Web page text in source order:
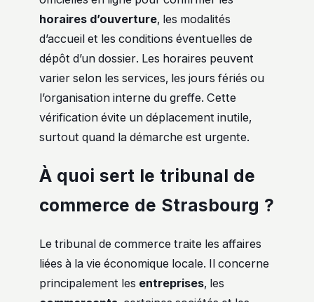
horaires d’ouverture, les modalités
d’accueil et les conditions éventuelles de
dépôt d’un dossier. Les horaires peuvent
varier selon les services, les jours fériés ou
l’organisation interne du greffe. Cette
vérification évite un déplacement inutile,
surtout quand la démarche est urgente.
À quoi sert le tribunal de
commerce de Strasbourg ?
Le tribunal de commerce traite les affaires
liées à la vie économique locale. Il concerne
principalement les entreprises, les